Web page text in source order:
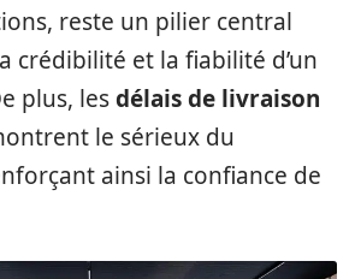
reste un pilier central
crédibilité et la fiabilité d’un
plus, lesdélais de livraison
le sérieux du
ainsi la confiance de